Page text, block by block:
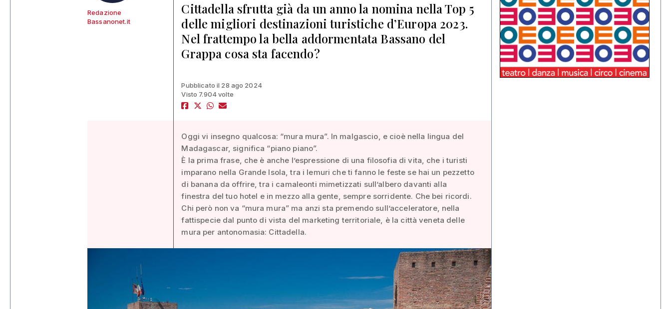
Redazione
Bassanonet.it
Cittadella sfrutta già da un anno la nomina nella Top 5
delle migliori destinazioni turistiche d’Europa 2023.
Nel frattempo la bella addormentata Bassano del
Grappa cosa sta facendo?
Pubblicato il 28 ago 2024
Visto 7.904 volte
Oggi vi insegno qualcosa: “mura mura”. In malgascio, e cioè nella lingua del
Madagascar, significa “piano piano”.
È la prima frase, che è anche l’espressione di una filosofia di vita, che i turisti
imparano nella Grande Isola, tra i lemuri che ti fanno le feste se hai un pezzetto
di banana da offrire, tra i camaleonti mimetizzati sull’albero davanti alla
finestra del tuo hotel e in mezzo alla gente, sempre sorridente. Che bei ricordi.
Chi però non va “mura mura” ma anzi sta premendo sull’acceleratore, nella
fattispecie dal punto di vista del marketing territoriale, è la città veneta delle
mura per antonomasia: Cittadella.